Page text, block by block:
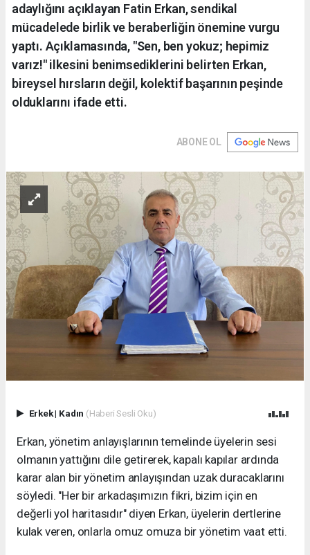
adaylığını açıklayan Fatin Erkan, sendikal
mücadelede birlik ve beraberliğin önemine vurgu
yaptı. Açıklamasında, "Sen, ben yokuz; hepimiz
varız!" ilkesini benimsediklerini belirten Erkan,
bireysel hırsların değil, kolektif başarının peşinde
olduklarını ifade etti.
ABONE OL
Erkek| Kadın (Haberi Sesli Oku)
​Erkan, yönetim anlayışlarının temelinde üyelerin sesi
olmanın yattığını dile getirerek, kapalı kapılar ardında
karar alan bir yönetim anlayışından uzak duracaklarını
söyledi. "Her bir arkadaşımızın fikri, bizim için en
değerli yol haritasıdır" diyen Erkan, üyelerin dertlerine
kulak veren, onlarla omuz omuza bir yönetim vaat etti.